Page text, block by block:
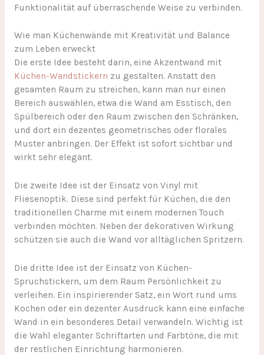
Funktionalität auf überraschende Weise zu verbinden.
Wie man Küchenwände mit Kreativität und Balance
zum Leben erweckt
Die erste Idee besteht darin, eine Akzentwand mit
Küchen-Wandstickern zu gestalten. Anstatt den
gesamten Raum zu streichen, kann man nur einen
Bereich auswählen, etwa die Wand am Esstisch, den
Spülbereich oder den Raum zwischen den Schränken,
und dort ein dezentes geometrisches oder florales
Muster anbringen. Der Effekt ist sofort sichtbar und
wirkt sehr elegant.
Die zweite Idee ist der Einsatz von Vinyl mit
Fliesenoptik. Diese sind perfekt für Küchen, die den
traditionellen Charme mit einem modernen Touch
verbinden möchten. Neben der dekorativen Wirkung
schützen sie auch die Wand vor alltäglichen Spritzern.
Die dritte Idee ist der Einsatz von Küchen-
Spruchstickern, um dem Raum Persönlichkeit zu
verleihen. Ein inspirierender Satz, ein Wort rund ums
Kochen oder ein dezenter Ausdruck kann eine einfache
Wand in ein besonderes Detail verwandeln. Wichtig ist
die Wahl eleganter Schriftarten und Farbtöne, die mit
der restlichen Einrichtung harmonieren.